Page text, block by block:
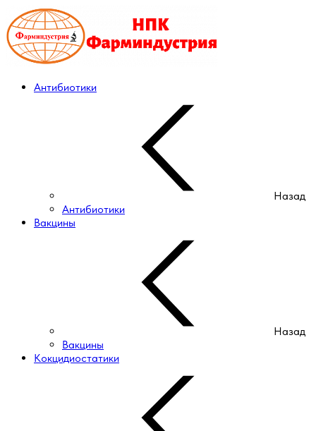
Антибиотики
Назад
Антибиотики
Вакцины
Назад
Вакцины
Кокцидиостатики